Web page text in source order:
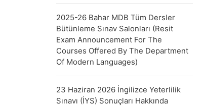
2025-26 Bahar MDB Tüm Dersler
Bütünleme Sınav Salonları (Resit
Exam Announcement For The
Courses Offered By The Department
Of Modern Languages)
23 Haziran 2026 İngilizce Yeterlilik
Sınavı (İYS) Sonuçları Hakkında